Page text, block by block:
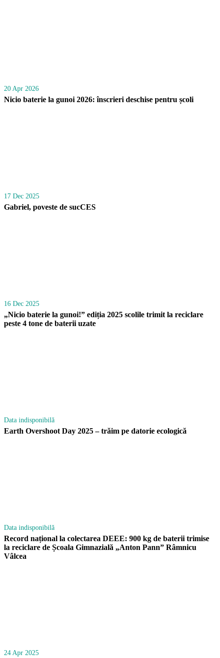
20 Apr 2026
Nicio baterie la gunoi 2026: înscrieri deschise pentru școli
17 Dec 2025
Gabriel, poveste de sucCES
16 Dec 2025
„Nicio baterie la gunoi!” ediția 2025 scolile trimit la reciclare
peste 4 tone de baterii uzate
Data indisponibilă
Earth Overshoot Day 2025 – trăim pe datorie ecologică
Data indisponibilă
Record național la colectarea DEEE: 900 kg de baterii trimise
la reciclare de Școala Gimnazială „Anton Pann” Râmnicu
Vâlcea
24 Apr 2025